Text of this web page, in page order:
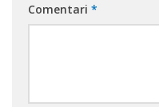
Comentari *